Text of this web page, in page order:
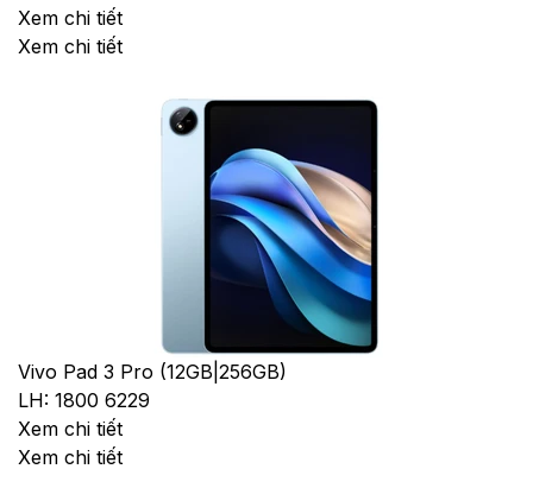
Xem chi tiết
Xem chi tiết
Vivo Pad 3 Pro (12GB|256GB)
LH: 1800 6229
Xem chi tiết
Xem chi tiết